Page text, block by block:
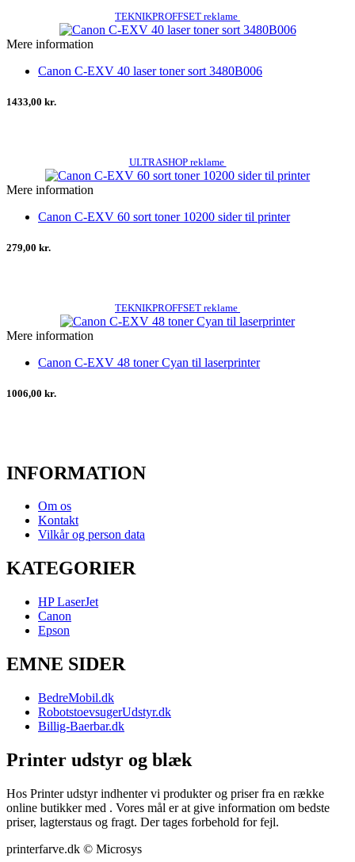
TEKNIKPROFFSET reklame
Mere information
Canon C-EXV 40 laser toner sort 3480B006
1433,00 kr.
ULTRASHOP reklame
Mere information
Canon C-EXV 60 sort toner 10200 sider til printer
279,00 kr.
TEKNIKPROFFSET reklame
Mere information
Canon C-EXV 48 toner Cyan til laserprinter
1006,00 kr.
INFORMATION
Om os
Kontakt
Vilkår og person data
KATEGORIER
HP LaserJet
Canon
Epson
EMNE SIDER
BedreMobil.dk
RobotstoevsugerUdstyr.dk
Billig-Baerbar.dk
Printer udstyr og blæk
Hos Printer udstyr indhenter vi produkter og priser fra en række
online butikker med . Vores mål er at give information om bedste
priser, lagterstaus og fragt. Der tages forbehold for fejl.
printerfarve.dk © Microsys